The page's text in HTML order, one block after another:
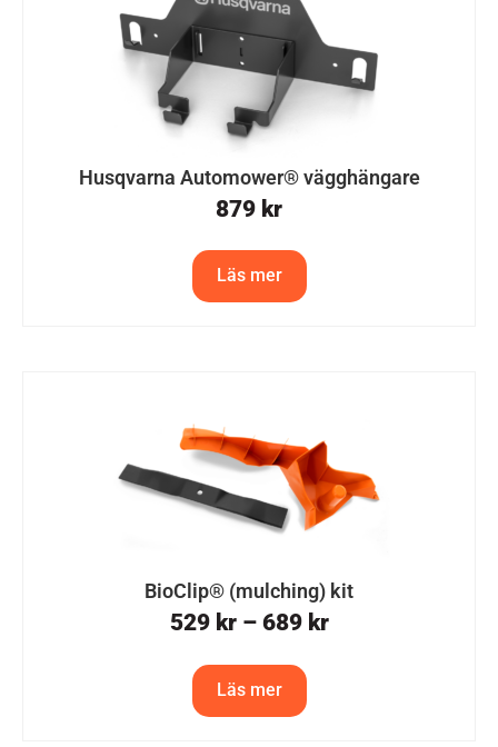
Husqvarna Automower® vägghängare
879 kr
Läs mer
BioClip® (mulching) kit
529 kr – 689 kr
Läs mer